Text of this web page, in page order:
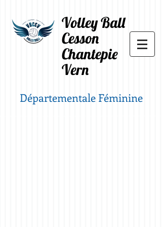
Volley Ball
Cesson
Chantepie
Vern
Départementale Féminine